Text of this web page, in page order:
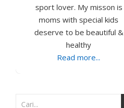
sport lover. My misson is
moms with special kids
deserve to be beautiful &
healthy
Read more...